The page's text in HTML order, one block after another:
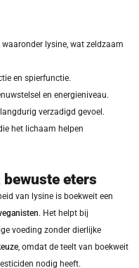
lysine, wat zeldzaam
en spierfunctie.
en energieniveau.
verzadigd gevoel.
het lichaam helpen
eters
van lysine is boekweit een
. Het helpt bij
voeding zonder dierlijke
, omdat de teelt van boekweit
nodig heeft.